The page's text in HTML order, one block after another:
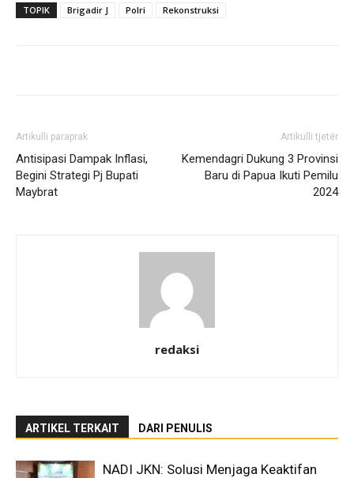
TOPIK Brigadir J Polri Rekonstruksi
Artikulli paraprak
Antisipasi Dampak Inflasi,
Begini Strategi Pj Bupati
Maybrat
Artikulli tjetër
Kemendagri Dukung 3 Provinsi
Baru di Papua Ikuti Pemilu
2024
redaksi
ARTIKEL TERKAIT DARI PENULIS
NADI JKN: Solusi Menjaga Keaktifan